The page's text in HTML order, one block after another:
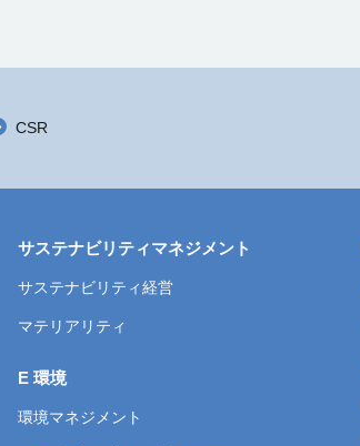
CSR
サステナビリティマネジメント
サステナビリティ経営
マテリアリティ
E 環境
環境マネジメント